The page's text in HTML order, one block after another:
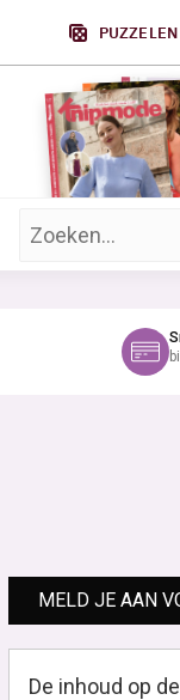
PUZZELEN
Zoek op
MELD JE AAN
De inhoud op